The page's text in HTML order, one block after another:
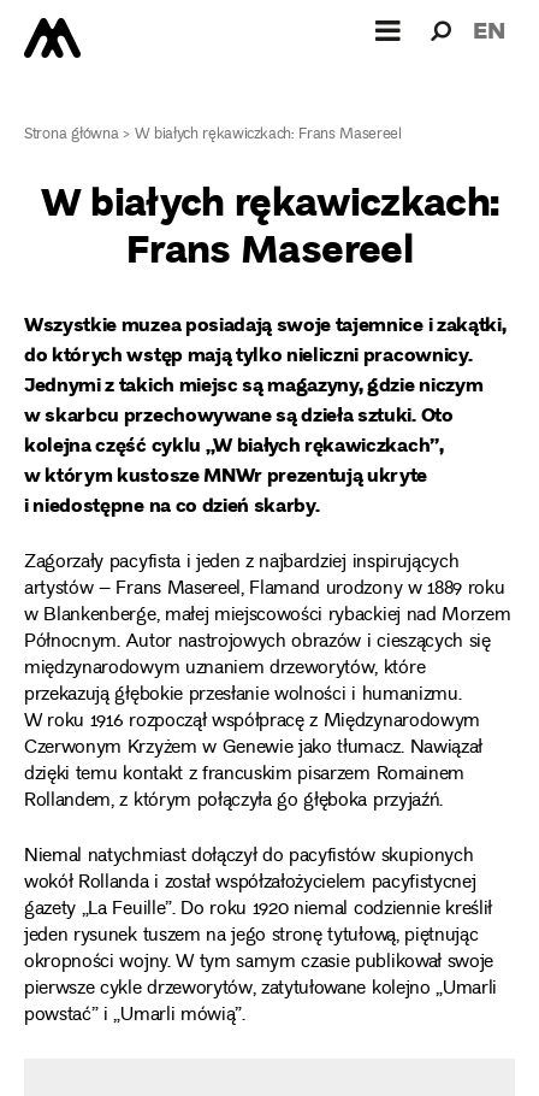
dla: EN
Strona główna>W białych rękawiczkach: Frans Masereel
W białych rękawiczkach:
Frans Masereel
Wszystkie muzea posiadają swoje tajemnice i zakątki,
do których wstęp mają tylko nieliczni pracownicy.
Jednymi z takich miejsc są magazyny, gdzie niczym
w skarbcu przechowywane są dzieła sztuki. Oto
kolejna część cyklu „W białych rękawiczkach”,
w którym kustosze MNWr prezentują ukryte
i niedostępne na co dzień skarby.
Zagorzały pacyfista i jeden z najbardziej inspirujących
artystów – Frans Masereel, Flamand urodzony w 1889 roku
w Blankenberge, małej miejscowości rybackiej nad Morzem
Północnym. Autor nastrojowych obrazów i cieszących się
międzynarodowym uznaniem drzeworytów, które
przekazują głębokie przesłanie wolności i humanizmu.
W roku 1916 rozpoczął współpracę z Międzynarodowym
Czerwonym Krzyżem w Genewie jako tłumacz. Nawiązał
dzięki temu kontakt z francuskim pisarzem Romainem
Rollandem, z którym połączyła go głęboka przyjaźń.
Niemal natychmiast dołączył do pacyfistów skupionych
wokół Rollanda i został współzałożycielem pacyfistycnej
gazety „La Feuille”. Do roku 1920 niemal codziennie kreślił
jeden rysunek tuszem na jego stronę tytułową, piętnując
okropności wojny. W tym samym czasie publikował swoje
pierwsze cykle drzeworytów, zatytułowane kolejno „Umarli
powstać” i „Umarli mówią”.